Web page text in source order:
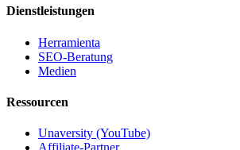
Dienstleistungen
Herramienta
SEO-Beratung
Medien
Ressourcen
Unaversity (YouTube)